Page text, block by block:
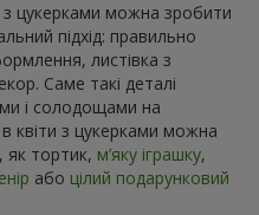
з цукерками можна зробити
підхід: правильно
листівка з
Саме такі деталі
і солодощами на
квіти з цукерками можна
як тортик, м’яку іграшку,
або цілий подарунковий